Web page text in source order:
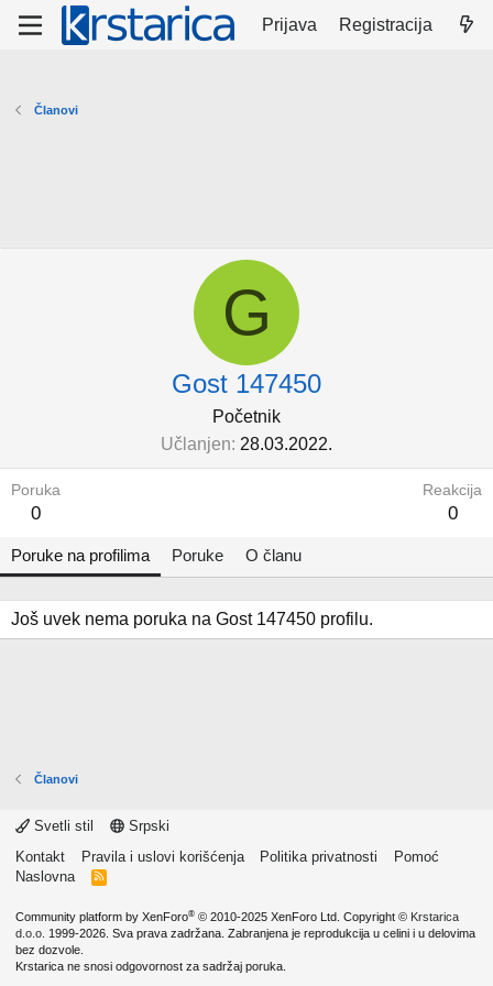
Prijava Registracija
Članovi
G
Gost 147450
Početnik
Učlanjen 28.03.2022.
Poruka
0
Reakcija
0
Poruke na profilima Poruke O članu
Još uvek nema poruka na Gost 147450 profilu.
Članovi
Svetli stil
Srpski
Kontakt
Pravila i uslovi korišćenja Politika privatnosti
Pomoć
Naslovna
R
Community platform by XenForo® © 2010-2025 XenForo Ltd. Copyright © Krstarica
d.o.o. 1999-2026. Sva prava zadržana. Zabranjena je reprodukcija u celini i u delovima
bez dozvole.
Krstarica ne snosi odgovornost za sadržaj poruka.